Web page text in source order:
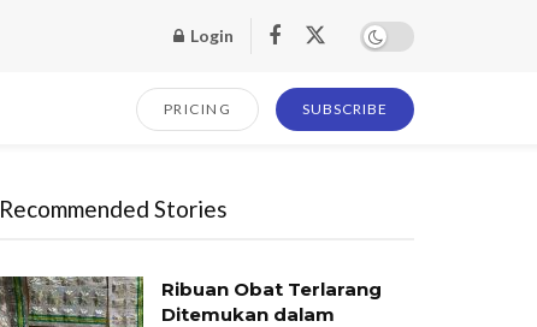
Login
PRICING SUBSCRIBE
Recommended Stories
Ribuan Obat Terlarang
Ditemukan dalam